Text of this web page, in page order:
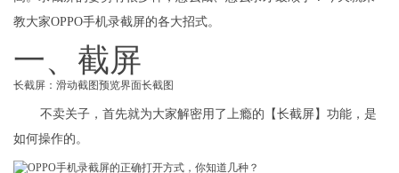
教大家OPPO手机录截屏的各大招式。
一、截屏
长截屏：滑动截图预览界面长截图
不卖关子，首先就为大家解密用了上瘾的【长截屏】功能，是
如何操作的。